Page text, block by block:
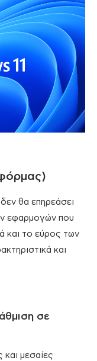
θα επηρεάσει
εφαρμογών που
και το εύρος των
και
σε
και μεσαίες